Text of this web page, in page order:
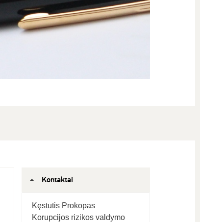
Kontaktai
Kęstutis Prokopas
Korupcijos rizikos valdymo